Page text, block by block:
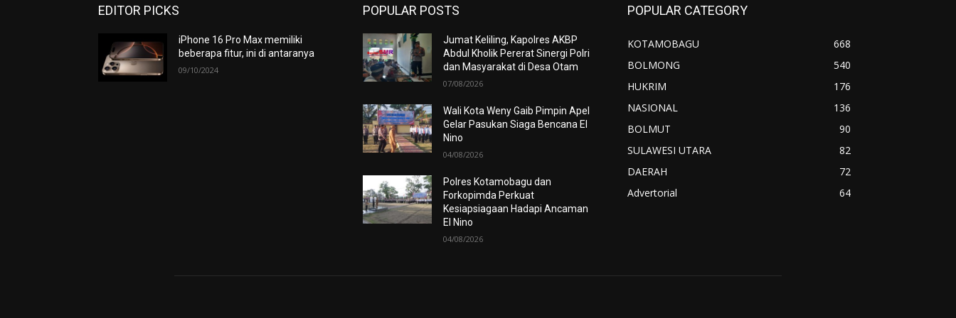
EDITOR PICKS
iPhone 16 Pro Max memiliki
beberapa fitur, ini di antaranya
09/10/2024
POPULAR POSTS
Jumat Keliling, Kapolres AKBP
Abdul Kholik Pererat Sinergi Polri
dan Masyarakat di Desa Otam
07/08/2026
Wali Kota Weny Gaib Pimpin Apel
Gelar Pasukan Siaga Bencana El
Nino
04/08/2026
Polres Kotamobagu dan
Forkopimda Perkuat
Kesiapsiagaan Hadapi Ancaman
El Nino
04/08/2026
POPULAR CATEGORY
KOTAMOBAGU
668
BOLMONG
540
HUKRIM
176
NASIONAL
136
BOLMUT
90
SULAWESI UTARA
82
DAERAH
72
Advertorial
64